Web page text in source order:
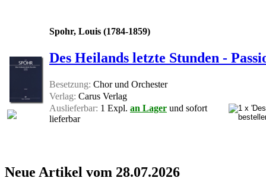
Spohr, Louis (1784-1859)
Des Heilands letzte Stunden -
Besetzung: Chor und Orchester
Verlag: Carus Verlag
Auslieferbar: 1 Expl. an Lager und sofort
lieferbar
Neue Artikel vom 28.07.2026